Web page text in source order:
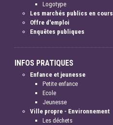
Logotype
Les marchés publics en cours
Offre d'emploi
Enquêtes publiques
INFOS PRATIQUES
Enfance et jeunesse
Petite enfance
Ecole
Jeunesse
Ville propre - Environnement
Les déchets